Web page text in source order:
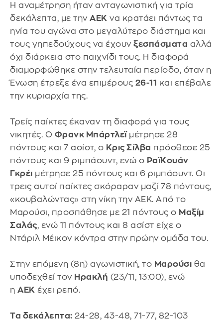
Η αναμέτρηση ήταν ανταγωνιστική για τρία
δεκάλεπτα, με την ΑΕΚ να κρατάει πάντως τα
ηνία του αγώνα στο μεγαλύτερο διάστημα και
τους γηπεδούχους να έχουν ξεσπάσματα αλλά
όχι διάρκεια στο παιχνίδι τους. Η διαφορά
διαμορφώθηκε στην τελευταία περίοδο, όταν η
Ένωση έτρεξε ένα επιμέρους 26-11 και επέβαλε
την κυριαρχία της.
Τρείς παίκτες έκαναν τη διαφορά για τους
νικητές. Ο Φρανκ Μπάρτλεϊμέτρησε 28
πόντους και 7 ασίστ, ο Κρις Σίλβα πρόσθεσε 25
πόντους και 9 ριμπάουντ, ενώ ο ΡαϊΚουάν
Γκρέι μέτρησε 25 πόντους και 6 ριμπάουντ. Οι
τρεις αυτοί παίκτες σκόραραν μαζί 78 πόντους,
«κουβαλώντας» στη νίκη την ΑΕΚ. Από το
Μαρούσι, προσπάθησε με 21 πόντους ο Μαξίμ
Σαλάς, ενώ 11 πόντους και 8 ασίστ είχε ο
Ντάριλ Μέικον κόντρα στην πρώην ομάδα του.
Στην επόμενη (8η) αγωνιστική, το Μαρούσι θα
υποδεχθεί τον Ηρακλή (23/11, 13:00), ενώ
η ΑΕΚ έχει ρεπό.
Τα δεκάλεπτα: 24-28, 43-48, 71-77, 82-103